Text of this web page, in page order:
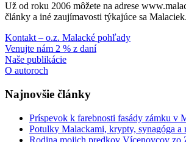
Už od roku 2006 môžete na adrese
články a iné zaujímavosti týkajúce sa Malaciek.
Kontakt – o.z. Malacké pohľady
Venujte nám 2 % z daní
Naše publikácie
O autoroch
Najnovšie články
Príspevok k farebnosti fasády zámku v
Potulky Malackami, krypty, synagóga a
Rodina mojich predkov Vícenovcov zo